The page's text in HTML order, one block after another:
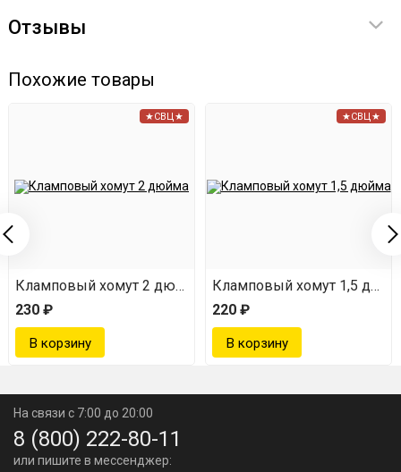
Отзывы
Похожие товары
★СВЦ★
Кламповый хомут 2 дюйма
230 ₽
★СВЦ★
Кламповый хомут 1,5
220 ₽
На связи с 7:00 до 20:00
8 (800) 222-80-11
или пишите в мессенджер: